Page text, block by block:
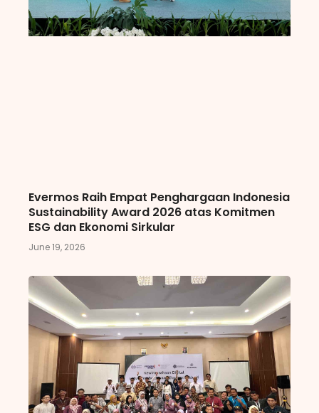
Evermos Raih Empat Penghargaan Indonesia
Sustainability Award 2026 atas Komitmen
ESG dan Ekonomi Sirkular
June 19, 2026